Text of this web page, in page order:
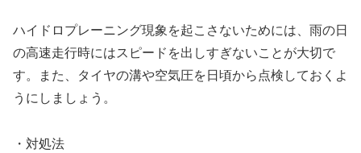
ハイドロプレーニング現象を起こさないためには、雨の日
の高速走行時にはスピードを出しすぎないことが大切で
す。また、タイヤの溝や空気圧を日頃から点検しておくよ
うにしましょう。
・対処法